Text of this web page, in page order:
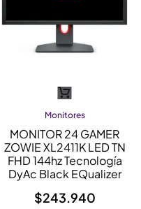
Monitores
MONITOR 24 GAMER
ZOWIE XL2411K LED TN
FHD 144hz Tecnología
DyAc Black EQualizer
$243.940